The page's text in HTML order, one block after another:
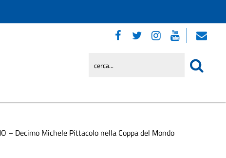
– Decimo Michele Pittacolo nella Coppa del Mondo